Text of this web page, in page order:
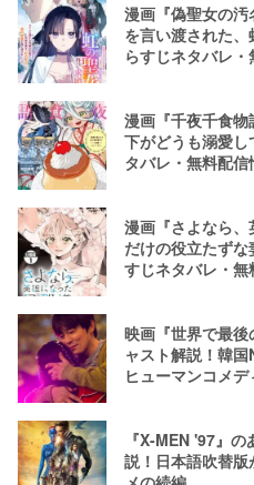
漫画『偽聖女の
を言い渡された
らすじネタバレ
漫画『千夜千食
下がどうも溺愛
タバレ・無料配
漫画『さよなら
だけの役立たず
すじネタバレ・
映画『世界で最
ャスト解説！韓
ヒューマンコメデ
『X-MEN '97』
説！日本語吹替